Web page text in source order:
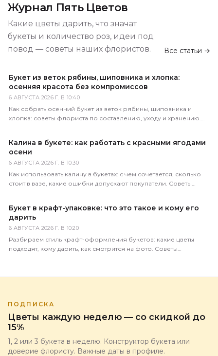
Журнал Пять Цветов
Какие цветы дарить, что значат
букеты и количество роз, идеи под
повод — советы наших флористов.
Все статьи →
Букет из веток рябины, шиповника и хлопка:
осенняя красота без компромиссов
6 АВГУСТА 2026 Г. В 10:40
Как собрать осенний букет из веток рябины, шиповника и
хлопка: советы флориста по составлению, уходу и хранению.
Калина в букете: как работать с красными ягодами
осени
6 АВГУСТА 2026 Г. В 10:30
Как использовать калину в букетах: с чем сочетается, сколько
стоит в вазе, какие ошибки допускают покупатели. Советы
Букет в крафт-упаковке: что это такое и кому его
дарить
6 АВГУСТА 2026 Г. В 10:20
Разбираем стиль крафт-оформления букетов: какие цветы
подходят, кому дарить, как смотрится на фото. Советы
ПОДПИСКА
Цветы каждую неделю — со скидкой до
15%
1, 2 или 3 букета в неделю. Конструктор букета или
доверие флористу. Важные даты в профиле.